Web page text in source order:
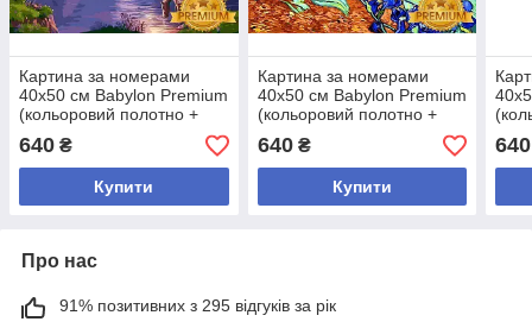
Картина за номерами
40х50 см Babylon Premium
(кольоровий полотно +
лак) Захід сонця в горах
Художник Віктор
640 ₴
Купити
Картина за номерами
40х50 см Babylon Premium
(кольоровий полотно +
Вінсент Ван Гог (NB
640₴
Купити
640
Про нас
91% позитивних з 295 відгуків за рік